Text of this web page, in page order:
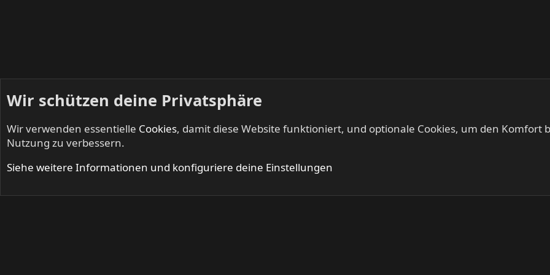
Startseite Mitglieder
Wir schützen deine Privatsphäre
Wir verwenden essentielle Cookies, damit diese Website funktioniert, und optionale Cookies, um den Komfort
Nutzung zu verbessern.
Siehe weitere Informationen und konfiguriere deine Einstellungen